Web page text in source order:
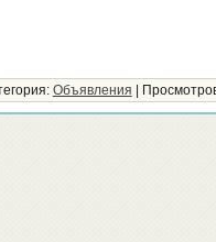
: Объявления